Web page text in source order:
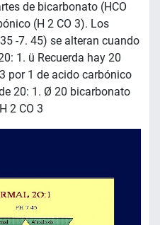
de bicarbonato (HCO
(H 2 CO 3). Los
-7. 45) se alteran cuando
1. ü Recuerda hay 20
por 1 de acido carbónico
20: 1. Ø 20 bicarbonato
2 CO 3